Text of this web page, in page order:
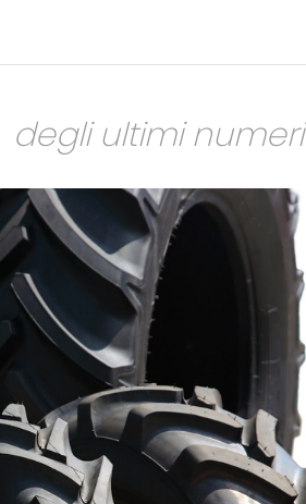
degli ultimi numeri